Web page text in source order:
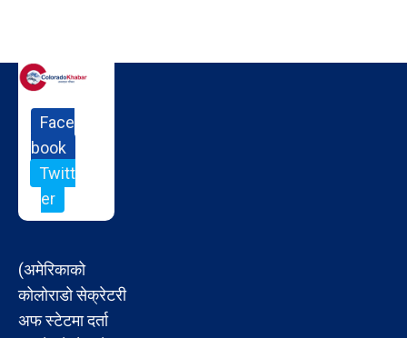
Face
book
Twitt
er
(अमेरिकाको
कोलोराडो सेक्रेटरी
अफ स्टेटमा दर्ता